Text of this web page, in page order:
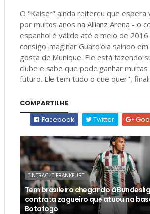
O "Kaiser" ainda reiterou que espera
por muitos anos na Allianz Arena - o
espanhol é válido até o meio de
consigo imaginar Guardiola saindo em
gosta de Munique. Ele está fazendo
clube e sabe que pode ganhar muitas
futuro. Ele tem tudo o que quer",
COMPARTILHE
Facebook
Twitter
EINTRACHT FRANKFURT
Tem brasileiro chegando à
contrata zagueiro que atuou na
Botafogo